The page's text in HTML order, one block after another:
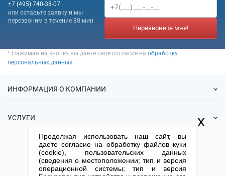
вспомогательных услуг для
бизнеса, не включенная в
другие группировки
+7 (495) 740-38-07
или оставьте заявку и мы
перезвоним в течение 30 мин
Перезвоните мне!
* Нажимая на кнопку вы даёте свое согласие на обработку
персональных данных
ИНФОРМАЦИЯ О КОМПАНИИ
О нас
Спецпредложения
УСЛУГИ
Готовые фирмы
Продажа фирм
Регистрация
КОНТАКТНАЯ ИНФОРМАЦИЯ
+7 (495) 740-38-07
(По Москве)
mail@1-urist.ru
Спросить у юриста
Продолжая использовать наш сайт, вы
даете согласие на обработку файлов куки
(cookie), пользовательских данных
(сведения о местоположении; тип и версия
операционной системы; тип и версия
x